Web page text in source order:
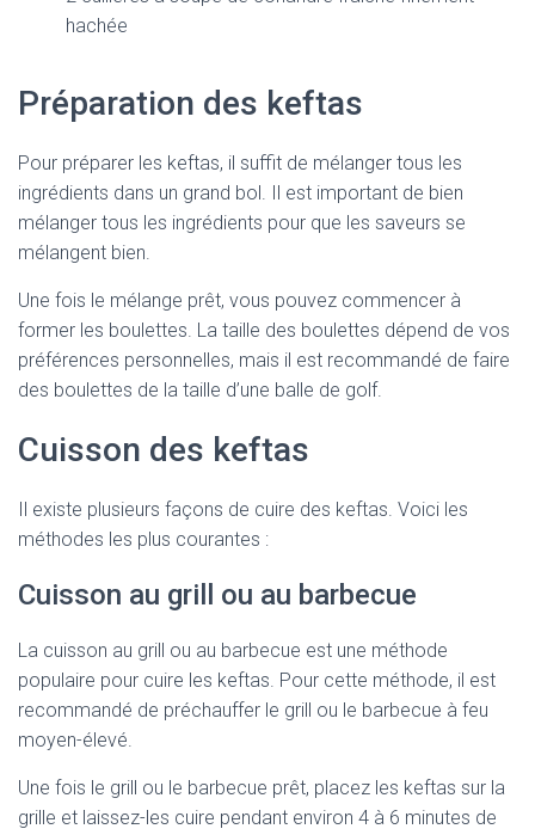
hachée
Préparation des keftas
Pour préparer les keftas, il suffit de mélanger tous les
ingrédients dans un grand bol. Il est important de bien
mélanger tous les ingrédients pour que les saveurs se
mélangent bien.
Une fois le mélange prêt, vous pouvez commencer à
former les boulettes. La taille des boulettes dépend de vos
préférences personnelles, mais il est recommandé de faire
des boulettes de la taille d’une balle de golf.
Cuisson des keftas
Il existe plusieurs façons de cuire des keftas. Voici les
méthodes les plus courantes :
Cuisson au grill ou au barbecue
La cuisson au grill ou au barbecue est une méthode
populaire pour cuire les keftas. Pour cette méthode, il est
recommandé de préchauffer le grill ou le barbecue à feu
moyen-élevé.
Une fois le grill ou le barbecue prêt, placez les keftas sur la
grille et laissez-les cuire pendant environ 4 à 6 minutes de